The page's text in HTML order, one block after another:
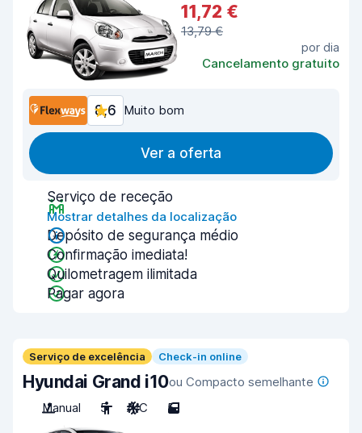
11,72 €
13,79 €
por dia
Cancelamento gratuito
8,6 Muito bom
Ver a oferta
Serviço de receção
Mostrar detalhes da localização
Depósito de segurança médio
Confirmação imediata!
Quilometragem ilimitada
Pagar agora
Serviço de excelência Check-in online
Hyundai Grand i10ou Compacto semelhante
Manual
5 A/C 5